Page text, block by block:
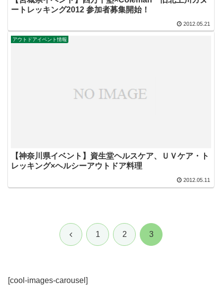
ートレッキング2012 参加者募集開始！
2012.05.21
アウトドアイベント情報
【神奈川県イベント】資生堂ヘルスケア、ＵＶケア・ト
レッキング×ヘルシーアウトドア料理
2012.05.11
前 1 2 3
[cool-images-carousel]